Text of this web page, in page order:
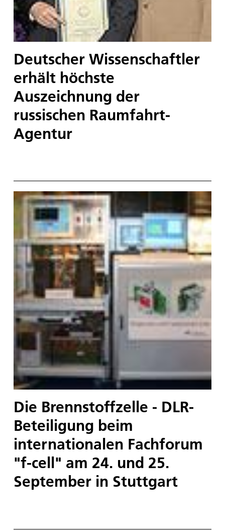
Deutscher Wissenschaftler
erhält höchste
Auszeichnung der
russischen Raumfahrt-
Agentur
Die Brennstoffzelle - DLR-
Beteiligung beim
internationalen Fachforum
"f-cell" am 24. und 25.
September in Stuttgart